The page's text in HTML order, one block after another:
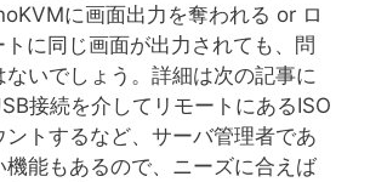
に画面出力を奪われる or ロ
に同じ画面が出力されても、問
ないでしょう。詳細は次の記事に
接続を介してリモートにあるISO
ントするなど、サーバ管理者であ
機能もあるので、ニーズに合えば